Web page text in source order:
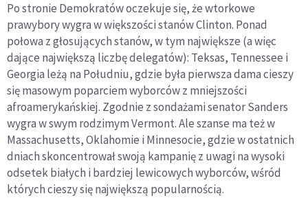
Po stronie Demokratów oczekuje się, że wtorkowe
prawybory wygra w większości stanów Clinton. Ponad
połowa z głosujących stanów, w tym największe (a więc
dające największą liczbę delegatów): Teksas, Tennessee i
Georgia leżą na Południu, gdzie była pierwsza dama cieszy
się masowym poparciem wyborców z mniejszości
afroamerykańskiej. Zgodnie z sondażami senator Sanders
wygra w swym rodzimym Vermont. Ale szanse ma też w
Massachusetts, Oklahomie i Minnesocie, gdzie w ostatnich
dniach skoncentrował swoją kampanię z uwagi na wysoki
odsetek białych i bardziej lewicowych wyborców, wśród
których cieszy się największą popularnością.